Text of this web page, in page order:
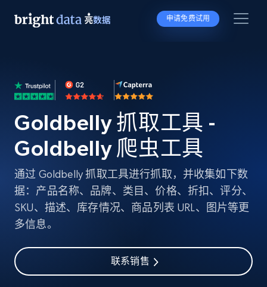
申请免费试用
Goldbelly 抓取工具 -
Goldbelly 爬虫工具
通过 Goldbelly 抓取工具进行抓取，并收集如下数
据：产品名称、品牌、类目、价格、折扣、评分、
SKU、描述、库存情况、商品列表 URL、图片等更
多信息。
联系销售